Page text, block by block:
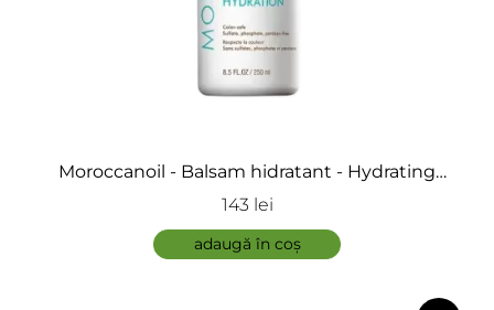
Moroccanoil - Balsam hidratant - Hydrating
Conditiner
143 lei
adaugă în coș